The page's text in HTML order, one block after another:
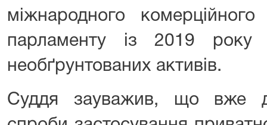
міжнародного
парламенту із 2019 року
необґрунтованих активів.
Суддя зауважив, що вже